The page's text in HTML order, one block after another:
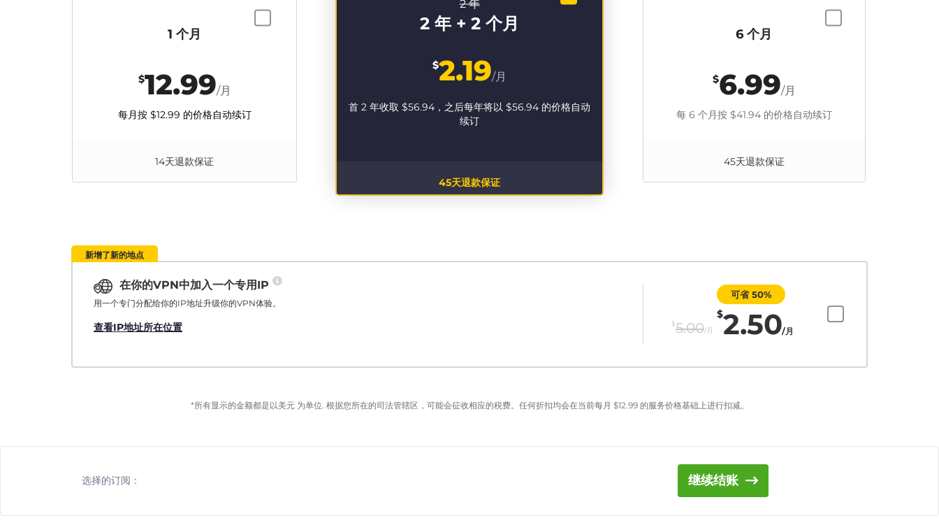
2 年
2 年 + 2 个月
$2.19/月
首 2 年收取 $56.94 ，之后每年将以 $56.94 的价格自动
续订
45天退款保证
6 个月
$6.99/月
每 6 个月按 $41.94的价格自动续订
45天退款保证
1 个月
$12.99/月
每月按 $12.99 的价格自动续订
14天退款保证
新增了新的地点
在你的VPN中加入一个专用IP
用一个专门分配给你的IP地址升级你的VPN体验。
查看IP地址所在位置 $5.00/月
可省 50%
$2.50/月
*所有显示的金额都是以美元 为单位. 根据您所在的司法管辖区，可能会征收相应的税费。任何折扣均会在当前每月 $12.99的服务价格基础上进行扣减。
选择的订阅： 继续结账